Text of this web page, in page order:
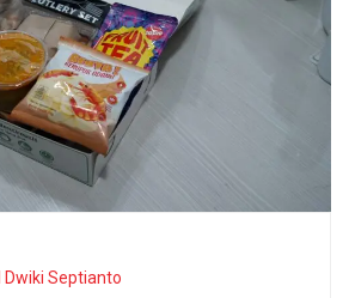
Septianto